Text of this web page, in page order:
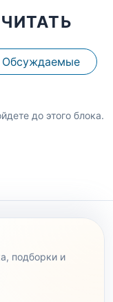
Обсуждаемые
до этого блока.
подборки и